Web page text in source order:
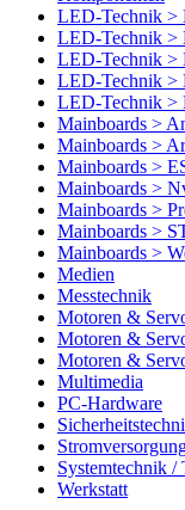
LED-Technik >
LED-Technik >
LED-Technik >
LED-Technik >
LED-Technik >
Mainboards >
Mainboards >
Mainboards >
Mainboards >
Mainboards >
Mainboards >
Mainboards >
Medien
Messtechnik
Motoren &
Motoren &
Motoren &
Multimedia
PC-Hardware
Systemtechnik /
Werkstatt